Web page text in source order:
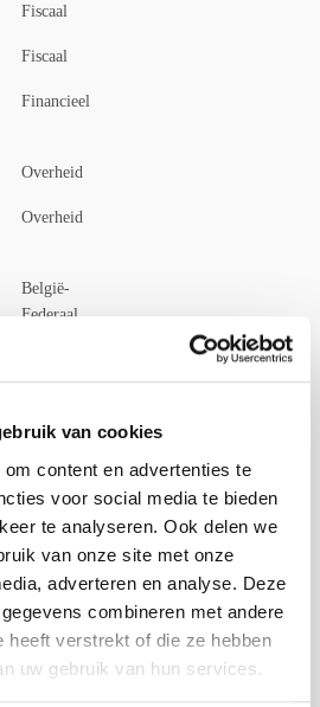
van cookies
content en advertenties te
voor social media te bieden
te analyseren. Ook delen we
van onze site met onze
adverteren en analyse. Deze
combineren met andere
heeft verstrekt of die ze hebben
uw gebruik van hun services.
Fiscaal
Fiscaal
Financieel
Overheid
Overheid
België-
Federaal
Federaal
Buitenlandse
België-
Federaal
België-
Federaal